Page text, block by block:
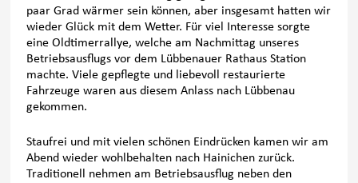
paar Grad wärmer sein können, aber insgesamt hatten wir
wieder Glück mit dem Wetter. Für viel Interesse sorgte
eine Oldtimerrallye, welche am Nachmittag unseres
Betriebsausflugs vor dem Lübbenauer Rathaus Station
machte. Viele gepflegte und liebevoll restaurierte
Fahrzeuge waren aus diesem Anlass nach Lübbenau
gekommen.
Staufrei und mit vielen schönen Eindrücken kamen wir am
Abend wieder wohlbehalten nach Hainichen zurück.
Traditionell nehmen am Betriebsausflug neben den